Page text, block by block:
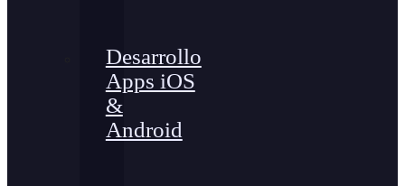
Desarrollo
Apps iOS
&
Android